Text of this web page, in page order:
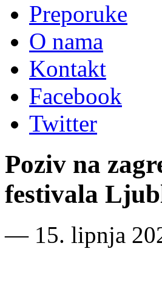
Preporuke
O nama
Kontakt
Facebook
Twitter
Poziv na
festivala
― 15. lipnja